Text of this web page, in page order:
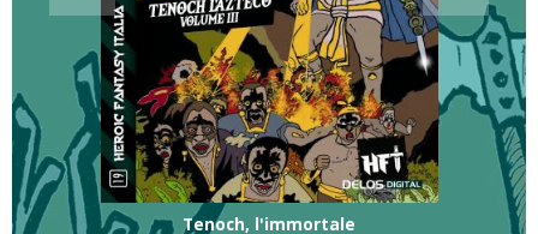
Tenoch, l'immortale